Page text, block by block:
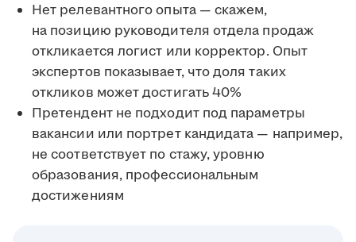
Нет релевантного опыта — скажем,
на позицию руководителя отдела продаж
откликается логист или корректор. Опыт
экспертов показывает, что доля таких
откликов может достигать 40%
Претендент не подходит под параметры
вакансии или портрет кандидата — например,
не соответствует по стажу, уровню
образования, профессиональным
достижениям